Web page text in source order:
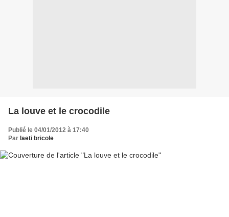
La louve et le crocodile
Publié le 04/01/2012 à 17:40
Par laeti bricole